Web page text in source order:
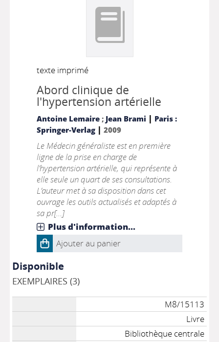
texte imprimé
Abord clinique de
l'hypertension artérielle
Antoine Lemaire; Jean Brami | Paris :
Springer-Verlag| 2009
Le Médecin généraliste est en première
ligne de la prise en charge de
l’hypertension artérielle, qui représente à
elle seule un quart de ses consultations.
L’auteur met à sa disposition dans cet
ouvrage les outils actualisés et adaptés à
sa pr[...]
Plus d'information...
Ajouter au panier
Disponible
EXEMPLAIRES (3)
M8/15113
Livre
Bibliothèque centrale